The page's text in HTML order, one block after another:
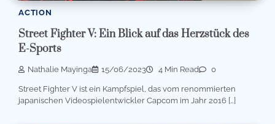
ACTION
Street Fighter V: Ein Blick auf das Herzstück des
E-Sports
Nathalie Mayinga 15/06/2023 4 Min Read 0
Street Fighter V ist ein Kampfspiel, das vom renommierten
japanischen Videospielentwickler Capcom im Jahr 2016 […]